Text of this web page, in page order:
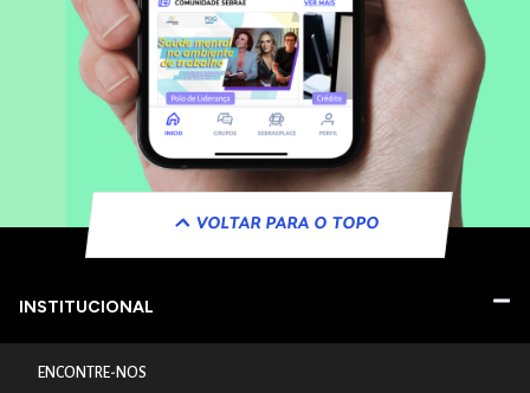
VOLTAR PARA O TOPO
INSTITUCIONAL
ENCONTRE-NOS